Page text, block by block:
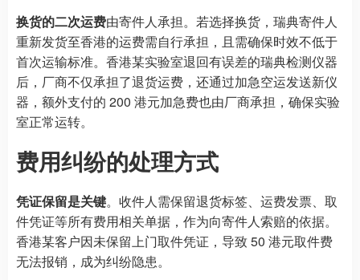
换货的二次运费由寄件人承担。若选择换货，瑞典寄件人
重新发货至香港的运费需自行承担，且需确保时效不低于
首次运输标准。香港某实验室退回有误差的瑞典检测仪器
后，厂商不仅承担了退货运费，还通过加急空运发送新仪
器，额外支付的 200 港元加急费也由厂商承担，确保实验
室正常运转。
费用纠纷的处理方式
凭证保留是关键。收件人需保留退货标签、运费发票、取
件凭证等所有费用相关单据，作为向寄件人索赔的依据。
香港某客户因未保留上门取件凭证，导致 50 港元取件费
无法报销，成为纠纷隐患。